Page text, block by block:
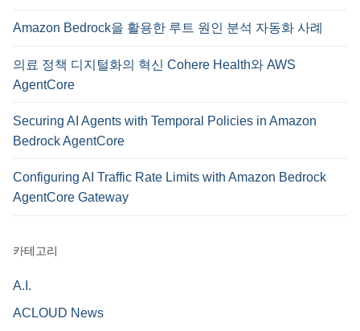
Amazon Bedrock을 활용한 루트 원인 분석 자동화 사례
의료 정책 디지털화의 혁신 Cohere Health와 AWS
AgentCore
Securing AI Agents with Temporal Policies in Amazon
Bedrock AgentCore
Configuring AI Traffic Rate Limits with Amazon Bedrock
AgentCore Gateway
카테고리
A.I.
ACLOUD News